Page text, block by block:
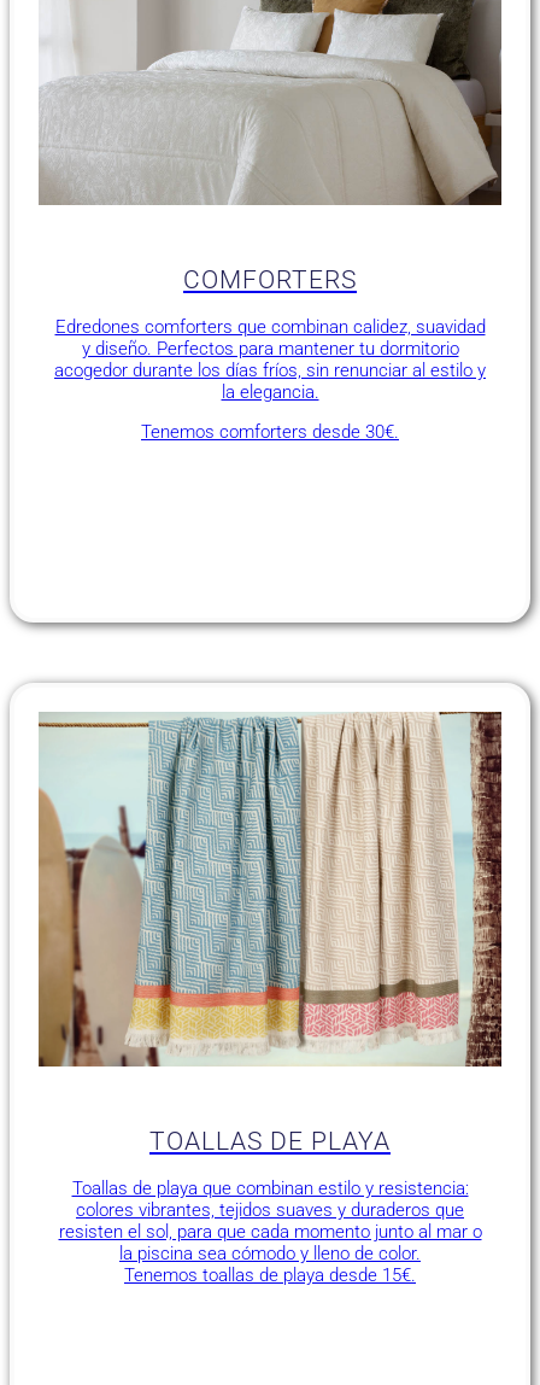
COMFORTERS
Edredones comforters que combinan calidez, suavidad
y diseño. Perfectos para mantener tu dormitorio
acogedor durante los días fríos, sin renunciar al estilo y
la elegancia.
Tenemos comforters desde 30€.
TOALLAS DE PLAYA
Toallas de playa que combinan estilo y resistencia:
colores vibrantes, tejidos suaves y duraderos que
resisten el sol, para que cada momento junto al mar o
la piscina sea cómodo y lleno de color.
Tenemos toallas de playa desde 15€.